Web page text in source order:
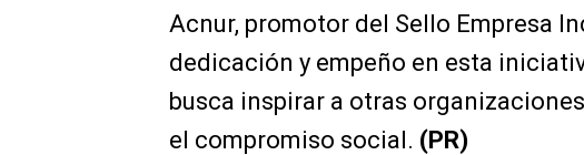
Acnur, promotor del Sello Empresa
dedicación y empeño en esta
busca inspirar a otras
el compromiso social. (PR)